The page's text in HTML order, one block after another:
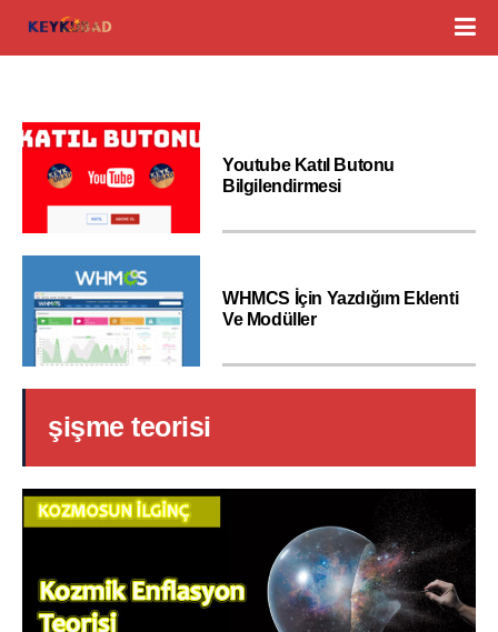
Youtube Katıl Butonu
Bilgilendirmesi
WHMCS İçin Yazdığım Eklenti
Ve Modüller
şişme teorisi